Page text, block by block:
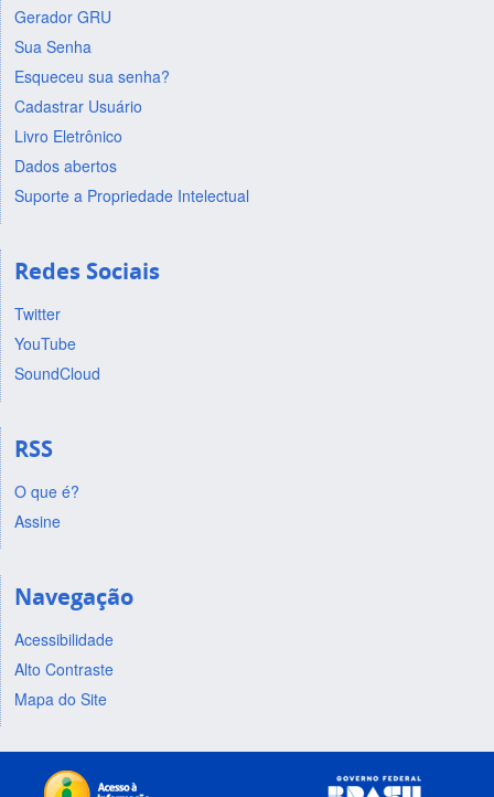
Gerador GRU
Sua Senha
Esqueceu sua senha?
Cadastrar Usuário
Livro Eletrônico
Dados abertos
Suporte a Propriedade Intelectual
Redes Sociais
Twitter
YouTube
SoundCloud
RSS
O que é?
Assine
Navegação
Acessibilidade
Alto Contraste
Mapa do Site